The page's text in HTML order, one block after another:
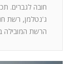
חובה לגברים.
ג'נטלמן, רשת
הרשת המובילה